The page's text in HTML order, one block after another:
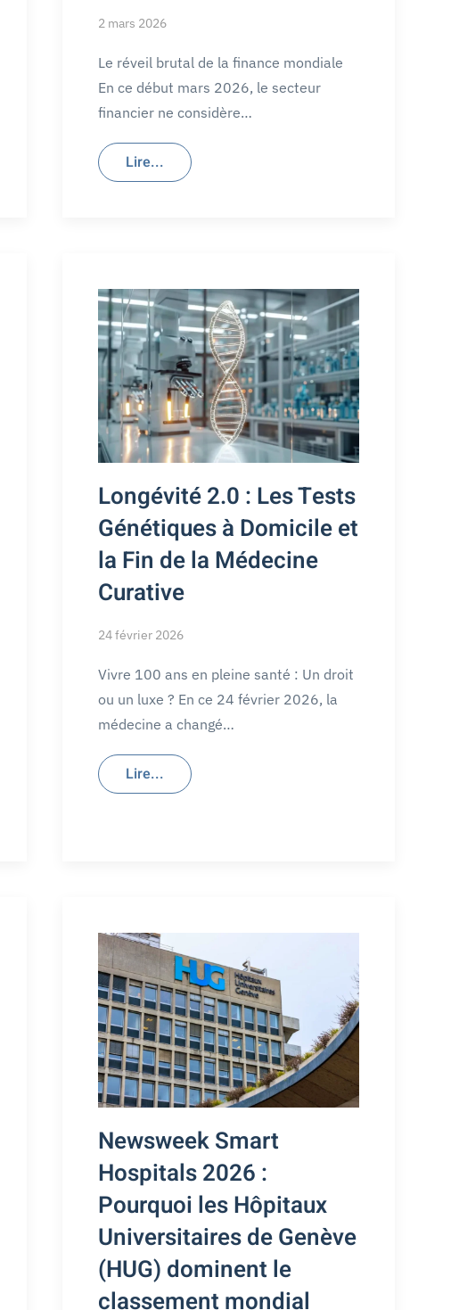
2 mars 2026
Le réveil brutal de la finance mondiale
En ce début mars 2026, le secteur
financier ne considère…
Lire...
Longévité 2.0 : Les Tests
Génétiques à Domicile et
la Fin de la Médecine
Curative
24 février 2026
Vivre 100 ans en pleine santé : Un droit
ou un luxe ? En ce 24 février 2026, la
médecine a changé…
Lire...
Newsweek Smart
Hospitals 2026 :
Pourquoi les Hôpitaux
Universitaires de Genève
(HUG) dominent le
classement mondial